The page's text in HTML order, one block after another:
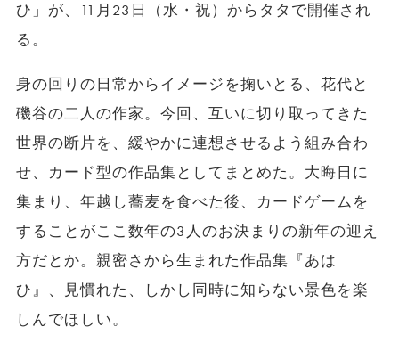
ひ」が、11月23日（水・祝）からタタで開催され
る。
身の回りの日常からイメージを掬いとる、花代と
磯谷の二人の作家。今回、互いに切り取ってきた
世界の断片を、緩やかに連想させるよう組み合わ
せ、カード型の作品集としてまとめた。大晦日に
集まり、年越し蕎麦を食べた後、カードゲームを
することがここ数年の3人のお決まりの新年の迎え
方だとか。親密さから生まれた作品集『あは
ひ』、見慣れた、しかし同時に知らない景色を楽
しんでほしい。